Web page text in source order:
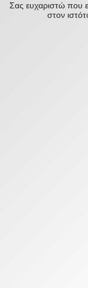
Σας ευχαριστώ που
στον